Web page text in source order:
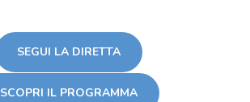
SEGUI LA DIRETTA
SCOPRI IL PROGRAMMA